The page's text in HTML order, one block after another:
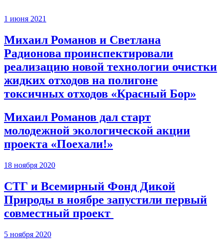
1 июня 2021
Михаил Романов и Светлана
Радионова проинспектировали
реализацию новой технологии очистки
жидких отходов на полигоне
токсичных отходов «Красный Бор»
Михаил Романов дал старт
молодежной экологической акции
проекта «Поехали!»
18 ноября 2020
СТГ и Всемирный Фонд Дикой
Природы в ноябре запустили первый
совместный проект
5 ноября 2020